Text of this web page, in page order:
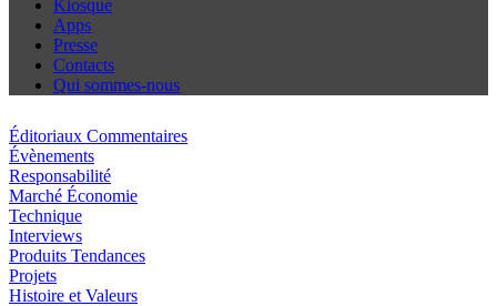
Kiosque
Apps
Presse
Contacts
Qui sommes-nous
Éditoriaux Commentaires
Évènements
Responsabilité
Marché Économie
Technique
Interviews
Produits Tendances
Projets
Histoire et Valeurs